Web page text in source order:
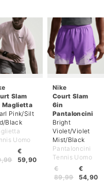
Slam
Maglietta
Pink/Silt
Black
Uomo
€
59,90
Nike
Court Slam
6in
Pantaloncini
Bright
Violet/Violet
Mist/Black
Pantaloncini
Tennis Uomo
€
54,90
€
89,99